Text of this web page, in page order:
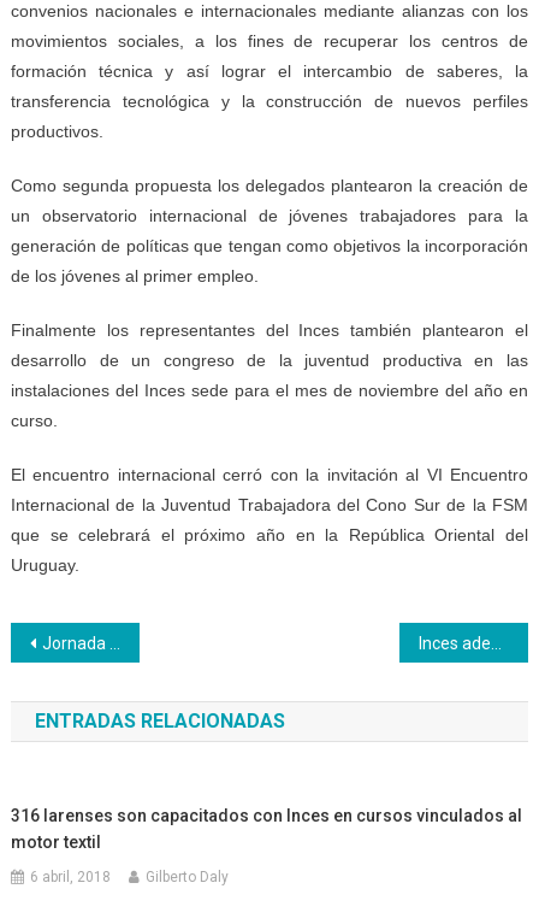
convenios nacionales e internacionales mediante alianzas con los
movimientos sociales, a los fines de recuperar los centros de
formación técnica y así lograr el intercambio de saberes, la
transferencia tecnológica y la construcción de nuevos perfiles
productivos.
Como segunda propuesta los delegados plantearon la creación de
un observatorio internacional de jóvenes trabajadores para la
generación de políticas que tengan como objetivos la incorporación
de los jóvenes al primer empleo.
Finalmente los representantes del Inces también plantearon el
desarrollo de un congreso de la juventud productiva en las
instalaciones del Inces sede para el mes de noviembre del año en
curso.
El encuentro internacional cerró con la invitación al VI Encuentro
Internacional de la Juventud Trabajadora del Cono Sur de la FSM
que se celebrará el próximo año en la República Oriental del
Uruguay.
Navegación
de
entradas
Jornada de trabajo voluntario en Caraballeda contó con la presencia del gobernador de Vargas
ENTRADAS RELACIONADAS
316 larenses son capacitados con Inces en cursos vinculados al
motor textil
6 abril, 2018 Gilberto Daly